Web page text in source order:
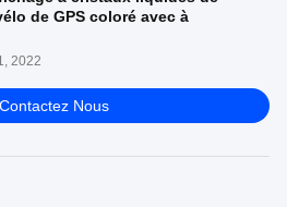
de GPS coloré avec à
2022
Contactez Nous